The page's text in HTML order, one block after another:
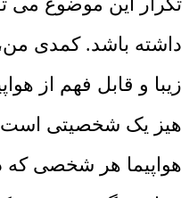
داشته باشد. کمدی
زیبا و قابل فهم از
هیز یک شخصیتی است
هواپیما هر شخصی که